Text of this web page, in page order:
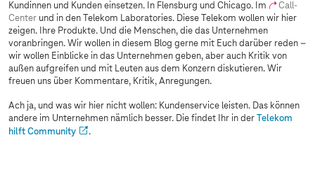
Kundinnen und Kunden einsetzen. In Flensburg und Chicago. Im
Call-
Center und in den Telekom Laboratories. Diese Telekom wollen wir hier
zeigen. Ihre Produkte. Und die Menschen, die das Unternehmen
voranbringen. Wir wollen in diesem Blog gerne mit Euch darüber reden –
wir wollen Einblicke in das Unternehmen geben, aber auch Kritik von
außen aufgreifen und mit Leuten aus dem Konzern diskutieren. Wir
freuen uns über Kommentare, Kritik, Anregungen.
Ach ja, und was wir hier nicht wollen: Kundenservice leisten. Das können
andere im Unternehmen nämlich besser. Die findet Ihr in der Telekom
hilft Community
.